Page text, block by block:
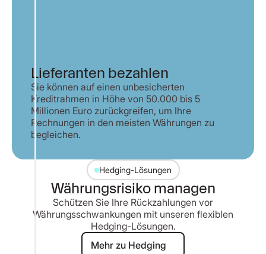
Lieferanten bezahlen
Sie können auf einen unbesicherten
Kreditrahmen in Höhe von 50.000 bis 5
Millionen Euro zurückgreifen, um Ihre
Rechnungen in den meisten Währungen zu
begleichen.
Hedging-Lösungen
Währungsrisiko managen
Schützen Sie Ihre Rückzahlungen vor
Währungsschwankungen mit unseren flexiblen
Hedging-Lösungen.
Mehr zu Hedging
Mehr zu Hedging